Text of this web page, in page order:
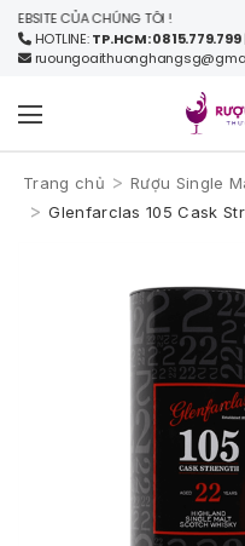
CỦA CHÚNG TÔI !
HOTLINE:TP.HCM: 0815.779.799|
Trang chủ > Rượu Single
> Glenfarclas 105 Cask